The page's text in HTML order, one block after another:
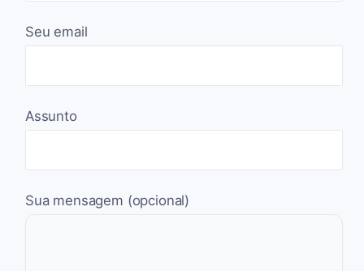
Seu email
Assunto
Sua mensagem (opcional)